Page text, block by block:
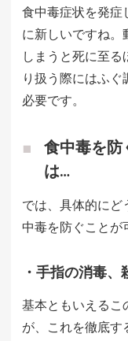
食中毒症状を発症
に新しいですね。
しまうと死に至
り扱う際にはふ
必要です。
食中毒を防
は…
では、具体的にど
中毒を防ぐことが
・手指の消毒、
基本ともいえるこ
が、これを徹底す